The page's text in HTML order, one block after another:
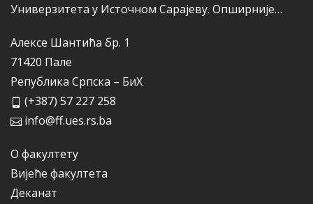
Универзитета у Источном Сарајеву. Опширније…
Алексе Шантића бр. 1
71420 Пале
Република Српска – БиХ
(+387) 57 227 258
info@ff.ues.rs.ba
О факултету
Вијеће факултета
Деканат